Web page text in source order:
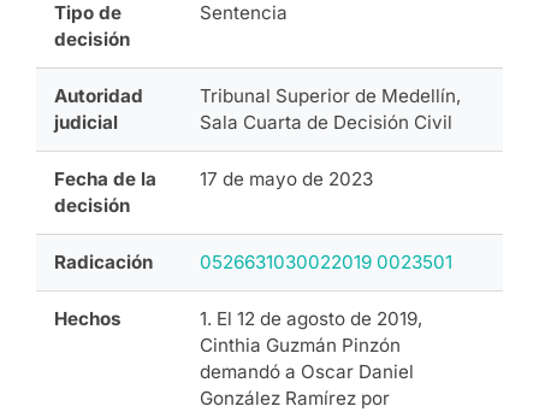
Tipo de
decisión
Sentencia
Autoridad
judicial
Tribunal Superior de Medellín,
Sala Cuarta de Decisión Civil
Fecha de la
decisión
17 de mayo de 2023
Radicación 0526631030022019 0023501
Hechos
1. El 12 de agosto de 2019,
Cinthia Guzmán Pinzón
demandó a Oscar Daniel
González Ramírez por